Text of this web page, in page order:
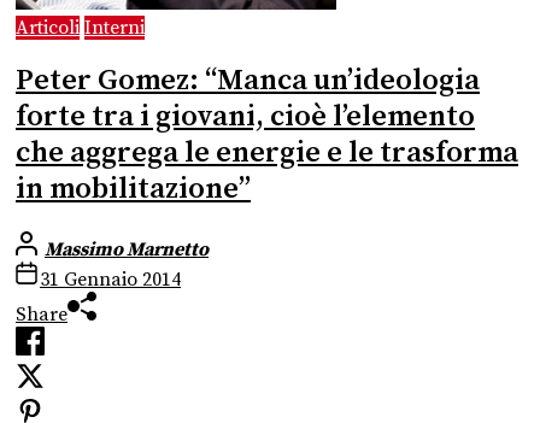
Articoli Interni
Peter Gomez: “Manca un’ideologia
forte tra i giovani, cioè l’elemento
che aggrega le energie e le trasforma
in mobilitazione”
Massimo Marnetto
31 Gennaio 2014
Share